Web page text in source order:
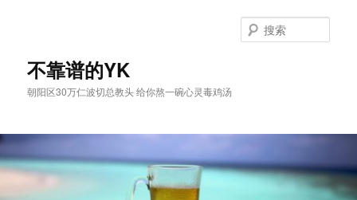
不靠谱的YK
朝阳区30万仁波切总教头 给你熬一碗心灵毒鸡汤
索